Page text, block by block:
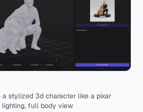
a stylized 3d character like a pixar
full body view